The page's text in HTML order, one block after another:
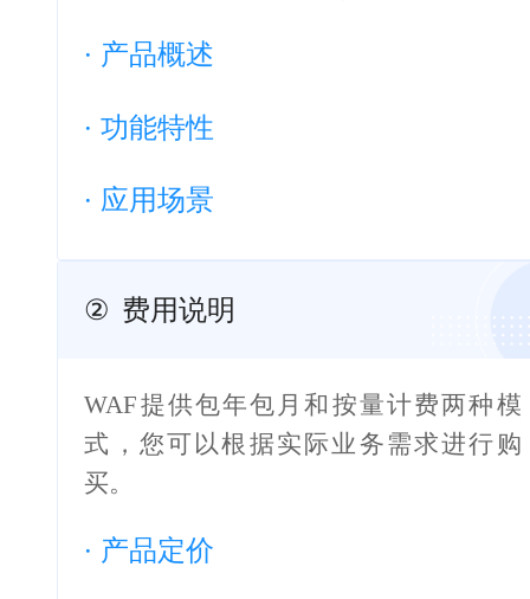
· 产品概述
·功能特性
· 应用场景
② 费用说明
WAF提供包年包月和按量计费两种模
式，您可以根据实际业务需求进行购
买。
· 产品定价